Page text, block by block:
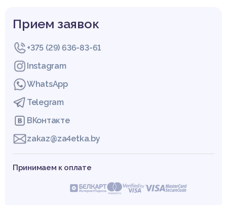
Прием заявок
+375 (29) 636-83-61
Instagram
WhatsApp
Telegram
ВКонтакте
zakaz@za4etka.by
Принимаем к оплате